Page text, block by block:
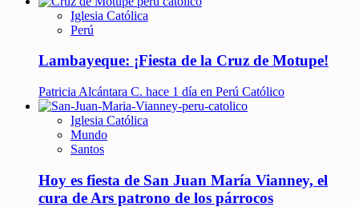
Iglesia Católica
Perú
Lambayeque: ¡Fiesta de la Cruz de Motupe!
Patricia Alcántara C. hace 1 día en Perú Católico
Iglesia Católica
Mundo
Santos
Hoy es fiesta de San Juan María Vianney, el
cura de Ars patrono de los párrocos